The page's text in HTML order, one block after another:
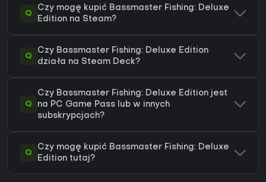
Q
Czy mogę kupić Bassmaster Fishing: Deluxe
Edition na Steam?
Q
Czy Bassmaster Fishing: Deluxe Edition
działa na Steam Deck?
Q
Czy Bassmaster Fishing: Deluxe Edition jest
na PC Game Pass lub w innych
subskrypcjach?
Q
Czy mogę kupić Bassmaster Fishing: Deluxe
Edition tutaj?